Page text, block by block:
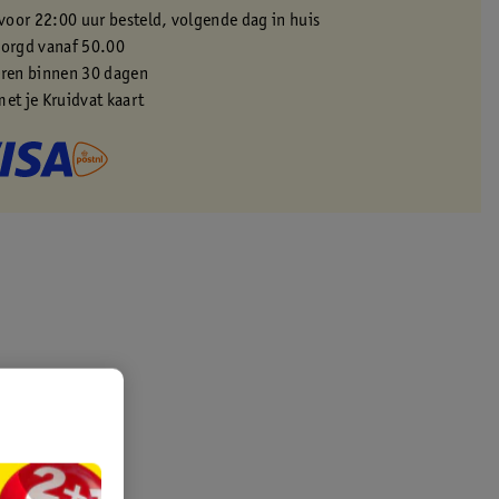
22:00 uur besteld, volgende dag in huis
vanaf 50.00
binnen 30 dagen
je Kruidvat kaart